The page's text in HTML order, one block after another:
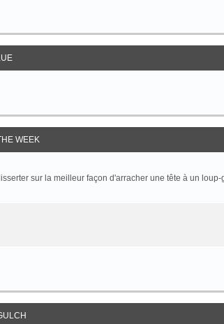
WEEK
sur la meilleur façon d'arracher une tête à un